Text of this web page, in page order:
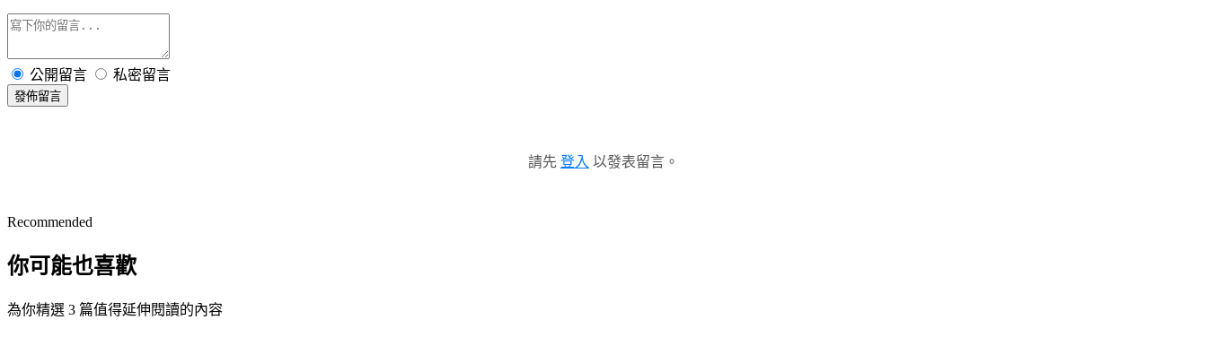
公開留言 私密留言
發佈留言
請先 登入 以發表留言。
Recommended
你可能也喜歡
為你精選 3 篇值得延伸閱讀的內容